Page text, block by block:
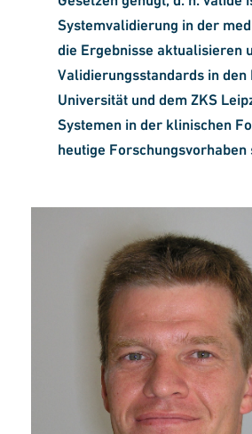
Systemvalidierung in der
die Ergebnisse aktualisieren
Validierungsstandards in
Universität und dem ZKS
Systemen in der klinischen
heutige Forschungsvorhaben